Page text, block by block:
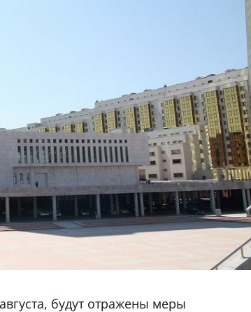
будут отражены меры